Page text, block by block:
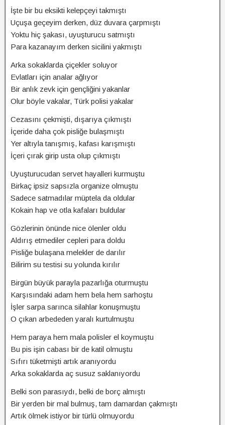
İşte bir bu eksikti kelepçeyi takmıştı
Uçuşa geçeyim derken, düz duvara çarpmıştı
Yoktu hiç şakası, uyuşturucu satmıştı
Para kazanayım derken sicilini yakmıştı
Arka sokaklarda çiçekler soluyor
Evlatları için analar ağlıyor
Bir anlık zevk için gençliğini yakanlar
Olur böyle vakalar, Türk polisi yakalar
Cezasını çekmişti, dışarıya çıkmıştı
İçeride daha çok pisliğe bulaşmıştı
Yer altıyla tanışmış, kafası karışmıştı
İçeri çırak girip usta olup çıkmıştı
Uyuşturucudan servet hayalleri kurmuştu
Birkaç ipsiz sapsızla organize olmuştu
Sadece satmadılar müptela da oldular
Kokain hap ve otla kafaları buldular
Gözlerinin önünde nice ölenler oldu
Aldırış etmediler cepleri para doldu
Pisliğe bulaşana melekler de darılır
Bilirim su testisi su yolunda kırılır
Birgün büyük parayla pazarlığa oturmuştu
Karşısındaki adam hem bela hem sarhoştu
İşler sarpa sarınca silahlar konuşmuştu
O çıkan arbededen yaralı kurtulmuştu
Hem paraya hem mala polisler el koymuştu
Bu pis işin cabası bir de katil olmuştu
Sıfırı tüketmişti artık aranıyordu
Arka sokaklarda aç susuz saklanıyordu
Belki son parasıydı, belki de borç almıştı
Bir yerden bir mal bulmuş, tam damardan çakmıştı
Artık ölmek istiyor bir türlü olmuyordu